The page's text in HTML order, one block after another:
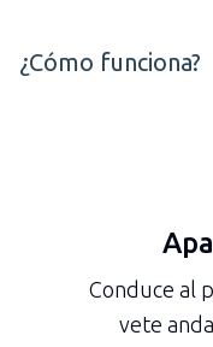
¿Cómo funciona?
Conduce al
vete